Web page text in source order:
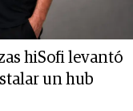
hiSofi levantó
un hub